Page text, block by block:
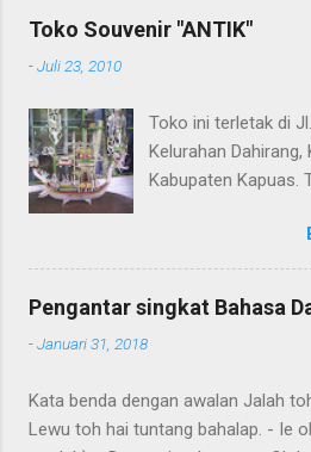
komentar. Upaya penerjemahan
Dayak Ngaju - Indonesia .
Toko Souvenir "ANTIK"
-Juli 23, 2010
Toko ini terletak di
Kelurahan
Kabupaten Kapuas.
khas Kapuas
terbuat dari getah
tampak dalam
naga dari getah
Pengantar singkat Bahasa
-Januari 31, 2018
Kata benda dengan awalan Jalah
Lewu toh hai tuntang bahalap. - Ie